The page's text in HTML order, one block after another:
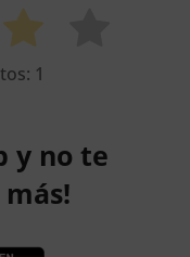
1
y no te